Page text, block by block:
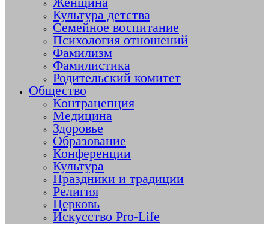
Культура детства
Семейное воспитание
Психология отношений
Фамилизм
Фамилистика
Родительский комитет
Общество
Контрацепция
Медицина
Здоровье
Образование
Конференции
Культура
Праздники и традиции
Религия
Церковь
Искусство Pro-Life